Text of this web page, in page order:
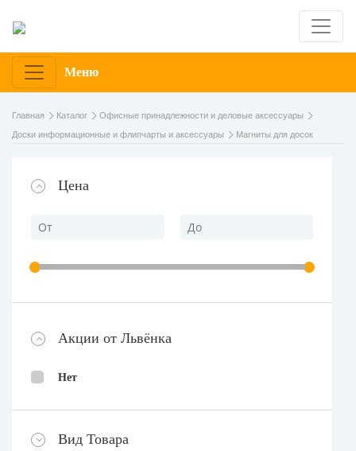
Меню
Главная Каталог
Офисные принадлежности и деловые аксессуары
Доски информационные и флипчарты и аксессуары
Магниты для досок
Цена
Акции от Львёнка
Нет
Вид Товара